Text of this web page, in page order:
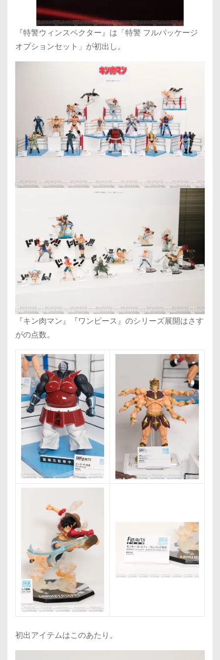
『特警ウィンスペクター』は「特警 フルパッケージ
オプションセット」が初出し。
『キン肉マン』『ワンピース』のシリーズ展開はさす
がの点数。
初出アイテムはこのあたり。